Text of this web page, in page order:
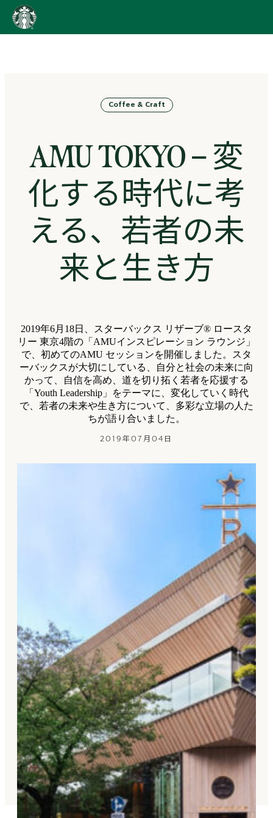
content
Go
homepage
Coffee & Craft
AMU TOKYO – 変
化する時代に考
える、若者の未
来と生き方
2019年6月18日、スターバックス リザーブ® ロースタ
リー 東京4階の「AMUインスピレーション ラウンジ」
で、初めてのAMU セッションを開催しました。スタ
ーバックスが大切にしている、自分と社会の未来に向
かって、自信を高め、道を切り拓く若者を応援する
「Youth Leadership」をテーマに、変化していく時代
で、若者の未来や生き方について、多彩な立場の人た
ちが語り合いました。
2019年07月04日